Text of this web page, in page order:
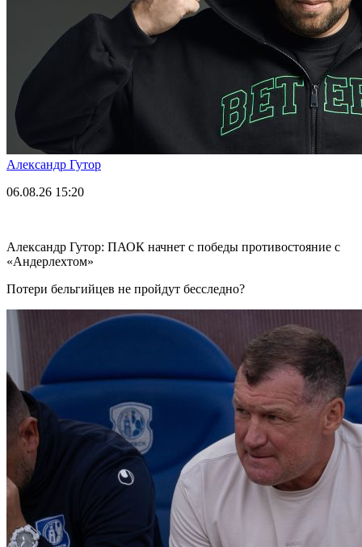
Александр Гутор
06.08.26 15:20
Александр Гутор: ПАОК начнет с победы противостояние с
«Андерлехтом»
Потери бельгийцев не пройдут бесследно?